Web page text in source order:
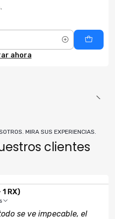
ahora
MIRA SUS EXPERIENCIAS.
clientes
RX)
se ve impecable, el